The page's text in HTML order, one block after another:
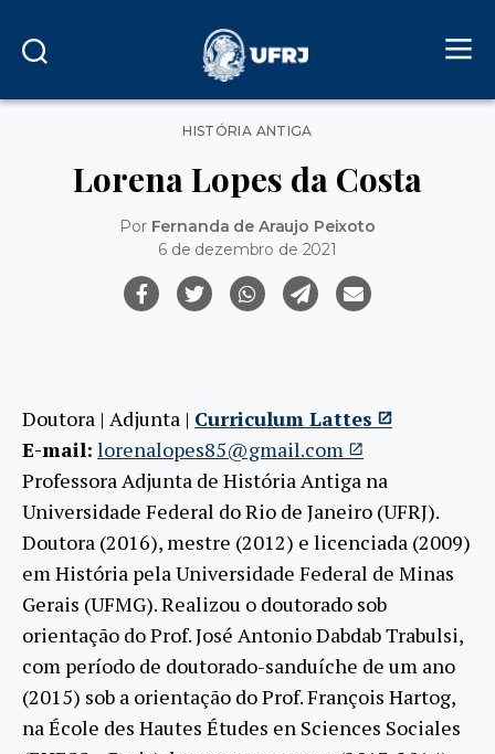
Categorias
HISTÓRIA ANTIGA
Lorena Lopes da Costa
Por Fernanda de Araujo Peixoto
6 de dezembro de 2021
Doutora | Adjunta | Curriculum Lattes
E-mail: lorenalopes85@gmail.com
Professora Adjunta de História Antiga na
Universidade Federal do Rio de Janeiro (UFRJ).
Doutora (2016), mestre (2012) e licenciada (2009)
em História pela Universidade Federal de Minas
Gerais (UFMG). Realizou o doutorado sob
orientação do Prof. José Antonio Dabdab Trabulsi,
com período de doutorado-sanduíche de um ano
(2015) sob a orientação do Prof. François Hartog,
na École des Hautes Études en Sciences Sociales